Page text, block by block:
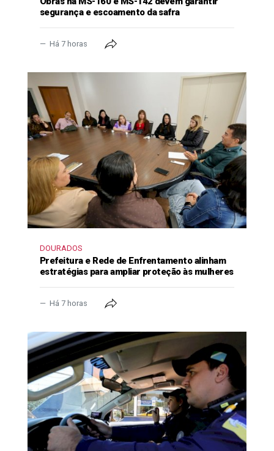
segurança e escoamento da safra
Há 7 horas
DOURADOS
Prefeitura e Rede de Enfrentamento alinham
estratégias para ampliar proteção às mulheres
Há 7 horas